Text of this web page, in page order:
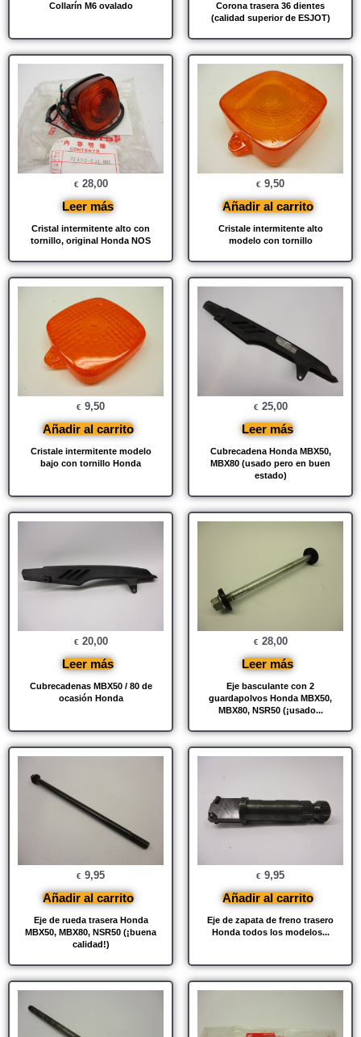
Collarín M6 ovalado
Corona trasera 36 dientes
(calidad superior de ESJOT)
Cristal intermitente alto con
tornillo, original Honda NOS
€ 28,00
Leer más
Cristale intermitente alto
modelo con tornillo
€ 9,50
Añadir al carrito
Cristale intermitente modelo
bajo con tornillo Honda
€ 9,50
Añadir al carrito
Cubrecadena Honda MBX50,
MBX80 (usado pero en buen
estado)
€ 25,00
Leer más
Cubrecadenas MBX50 / 80 de
ocasión Honda
€ 20,00
Leer más
Eje basculante con 2
guardapolvos Honda MBX50,
MBX80, NSR50 (¡usado...
€ 28,00
Leer más
Eje de rueda trasera Honda
MBX50, MBX80, NSR50 (¡buena
calidad!)
€ 9,95
Añadir al carrito
Eje de zapata de freno trasero
Honda todos los modelos...
€ 9,95
Añadir al carrito